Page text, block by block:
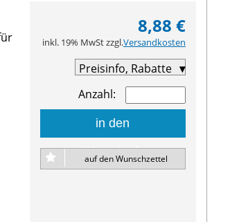
8,88 €
inkl. 19% MwSt zzgl.Versandkosten
Preisinfo, Rabatte
Anzahl:
in den
Warenkorb
auf den Wunschzettel